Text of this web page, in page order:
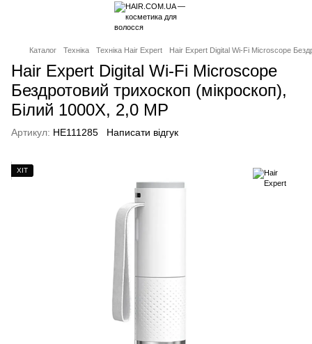
Каталог Техніка Техніка Hair Expert Hair Expert Digital Wi-Fi Microscope
Hair Expert Digital Wi-Fi Microscope
Бездротовий трихоскоп (мікроскоп),
Білий 1000X, 2,0 MP
Артикул: HE111285 Написати відгук
ХІТ